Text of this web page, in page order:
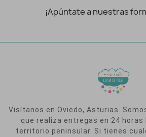
¡Apúntate a nuestras
Visítanos en Oviedo, Asturias.
que realiza entregas en 24 horas
territorio peninsular. Si tienes